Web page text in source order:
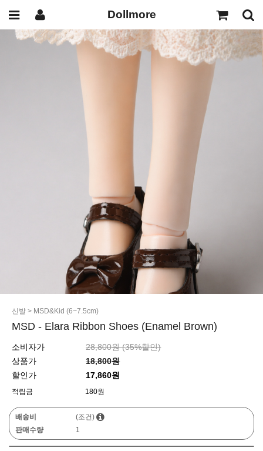
Dollmore
신발 > MSD&Kid (6~7.5cm)
MSD - Elara Ribbon Shoes (Enamel Brown)
소비자가 28,800원 (35%할인)
상품가
18,800원
할인가
17,860원
적립금 180원
배송비
(조건)
판매수량
1